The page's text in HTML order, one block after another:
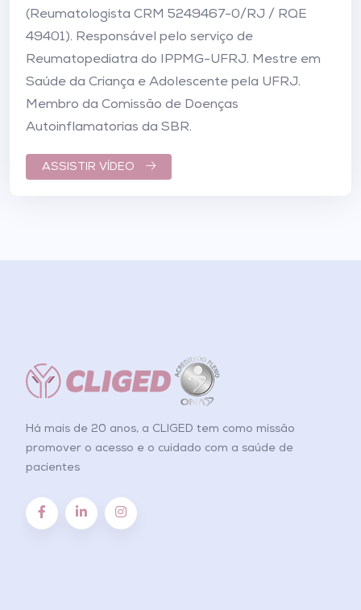
(Reumatologista CRM 5249467-0/RJ / RQE
49401). Responsável pelo serviço de
Reumatopediatra do IPPMG-UFRJ. Mestre em
Saúde da Criança e Adolescente pela UFRJ.
Membro da Comissão de Doenças
Autoinflamatorias da SBR.
ASSISTIR VÍDEO
Há mais de 20 anos, a CLIGED tem como missão
promover o acesso e o cuidado com a saúde de
pacientes